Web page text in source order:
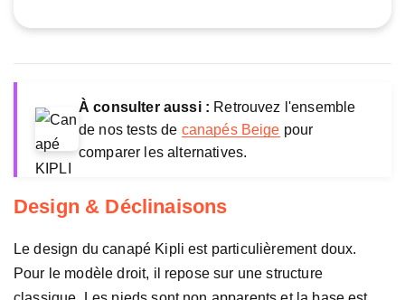
À consulter aussi : Retrouvez l'ensemble
de nos tests de canapés Beige pour
comparer les alternatives.
Design & Déclinaisons
Le design du canapé Kipli est particulièrement doux.
Pour le modèle droit, il repose sur une structure